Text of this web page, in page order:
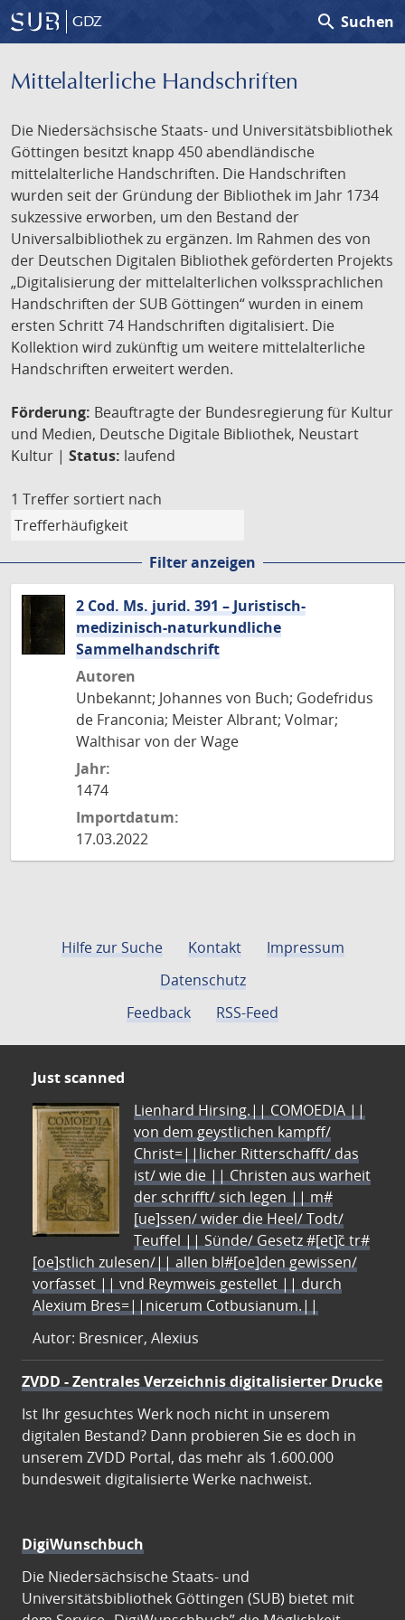
GDZ search Suchen
Mittelalterliche Handschriften
Die Niedersächsische Staats- und Universitätsbibliothek
Göttingen besitzt knapp 450 abendländische
mittelalterliche Handschriften. Die Handschriften
wurden seit der Gründung der Bibliothek im Jahr 1734
sukzessive erworben, um den Bestand der
Universalbibliothek zu ergänzen. Im Rahmen des von
der Deutschen Digitalen Bibliothek geförderten Projekts
„Digitalisierung der mittelalterlichen volkssprachlichen
Handschriften der SUB Göttingen“ wurden in einem
ersten Schritt 74 Handschriften digitalisiert. Die
Kollektion wird zukünftig um weitere mittelalterliche
Handschriften erweitert werden.
Förderung: Beauftragte der Bundesregierung für Kultur
und Medien, Deutsche Digitale Bibliothek, Neustart
Kultur | Status: laufend
1 Treffer sortiert nach
Filter anzeigen
2 Cod. Ms. jurid. 391 – Juristisch-
medizinisch-naturkundliche
Sammelhandschrift
Autoren
Unbekannt; Johannes von Buch; Godefridus
de Franconia; Meister Albrant; Volmar;
Walthisar von der Wage
Jahr:
1474
Importdatum:
17.03.2022
Hilfe zur Suche Kontakt
Impressum
Datenschutz
Feedback
RSS-Feed
Just scanned
Lienhard Hirsing.|| COMOEDIA ||
von dem geystlichen kampff/
Christ=||licher Ritterschafft/ das
ist/ wie die || Christen aus warheit
der schrifft/ sich legen || m#
[ue]ssen/ wider die Heel/ Todt/
Teuffel || Sünde/ Gesetz #[et]c̃ tr#
[oe]stlich zulesen/|| allen bl#[oe]den gewissen/
vorfasset || vnd Reymweis gestellet || durch
Alexium Bres=||nicerum Cotbusianum.||
Autor: Bresnicer, Alexius
ZVDD - Zentrales Verzeichnis digitalisierter Drucke
Ist Ihr gesuchtes Werk noch nicht in unserem
digitalen Bestand? Dann probieren Sie es doch in
unserem ZVDD Portal, das mehr als 1.600.000
bundesweit digitalisierte Werke nachweist.
DigiWunschbuch
Die Niedersächsische Staats- und
Universitätsbibliothek Göttingen (SUB) bietet mit